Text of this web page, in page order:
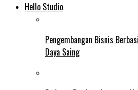
Hello Studio
Pengembangan Bisnis
Daya Saing